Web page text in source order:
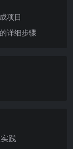
项目
详细步骤
践